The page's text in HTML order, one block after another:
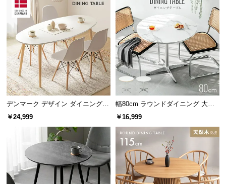
ブ
グ
企
情
ナチュラル
クセのない色合いと爽やかな木目が特徴のアッシュ
材。北欧やナチュラルテイストに相性◎。
バラエティに富んだ活用シーン
デンマーク デザイン ダイニングテ
ーブル
￥24,999
幅80cm ラウンドダイニング 大理
石調 無地ホワイト 丸テーブル 2人
￥16,999